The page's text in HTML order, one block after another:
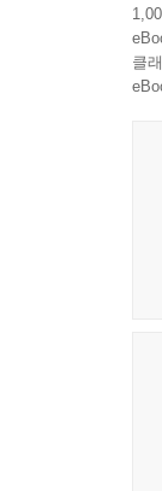
클